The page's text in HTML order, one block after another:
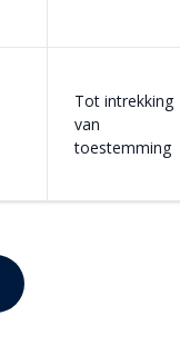
Tot intrekking
van
toestemming